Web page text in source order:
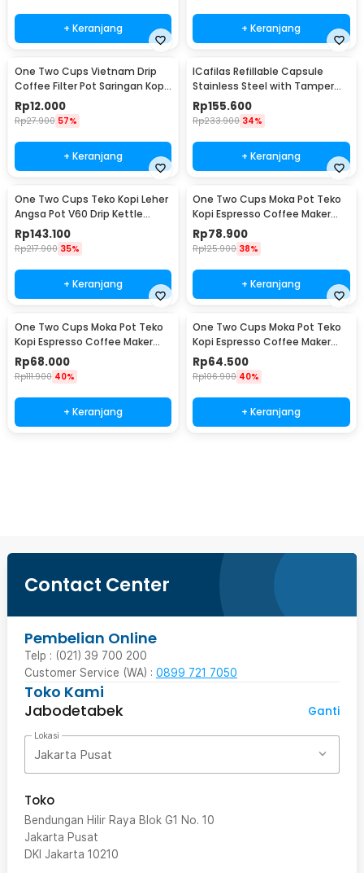
+ Keranjang + Keranjang
One Two Cups Vietnam Drip
Coffee Filter Pot Saringan Kopi
114ml 6Q - LC1
Rp12.000
Rp27.900 57%
+ Keranjang
ICafilas Refillable Capsule
Stainless Steel with Tamper
for Nespresso - F456
Rp155.600
Rp233.900 34%
+ Keranjang
One Two Cups Teko Kopi Leher
Angsa Pot V60 Drip Kettle
960ml - RF-15
Rp143.100
Rp217.900 35%
+ Keranjang
One Two Cups Moka Pot Teko
Kopi Espresso Coffee Maker
Stovetop 6 Cup 300ml - Z21
Rp78.900
Rp125.900 38%
+ Keranjang
One Two Cups Moka Pot Teko
Kopi Espresso Coffee Maker
Stovetop 4 Cup 200ml - Z21
Rp68.000
Rp111.900 40%
+ Keranjang
One Two Cups Moka Pot Teko
Kopi Espresso Coffee Maker
Stovetop 2 Cup 100ml - Z21
Rp64.500
Rp106.900 40%
+ Keranjang
Contact Center
Pembelian Online
Telp : (021) 39 700 200
Customer Service (WA) : 0899 721 7050
Toko Kami
Jabodetabek
Ganti
Lokasi
Jakarta Pusat
Toko
Bendungan Hilir Raya Blok G1 No. 10
Jakarta Pusat
DKI Jakarta 10210